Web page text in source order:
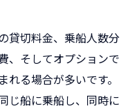
貸切料金、乗船人数分
、そしてオプションで
る場合が多いです。
じ船に乗船し、同時に